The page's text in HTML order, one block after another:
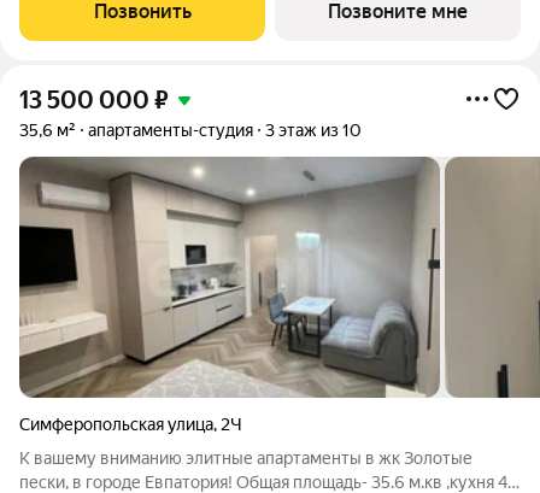
КОМПЛЕКСЕ. Комплекс апартаментов «Золотые пески» -
Позвонить Позвоните мне
13 500 000 ₽
35,6 м² апартаменты-студия 3 этаж из 10
Симферопольская улица, 2Ч
К вашему вниманию элитные апартаменты в жк Золотые
пески, в городе Евпатория! Общая площадь- 35.6 м.кв ,кухня 4.7